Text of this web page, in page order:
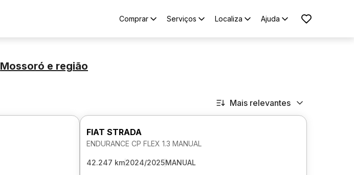
Comprar Serviços Localiza Ajuda
Mossoró e região
Mais relevantes
FIAT STRADA
ENDURANCE CP FLEX 1.3 MANUAL
42.247 km2024/2025MANUAL